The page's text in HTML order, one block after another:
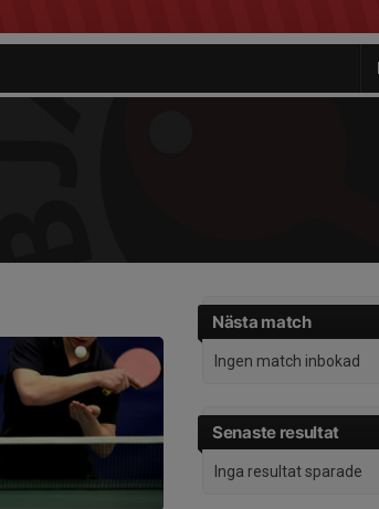
Nästa match
Ingen match inbokad
Senaste resultat
Inga resultat sparade